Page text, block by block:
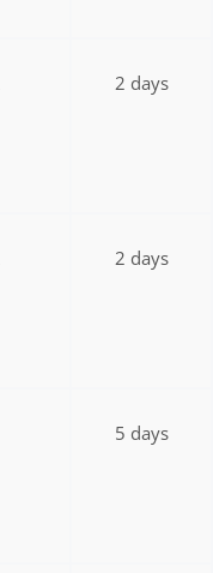
2 days
2 days
5 days